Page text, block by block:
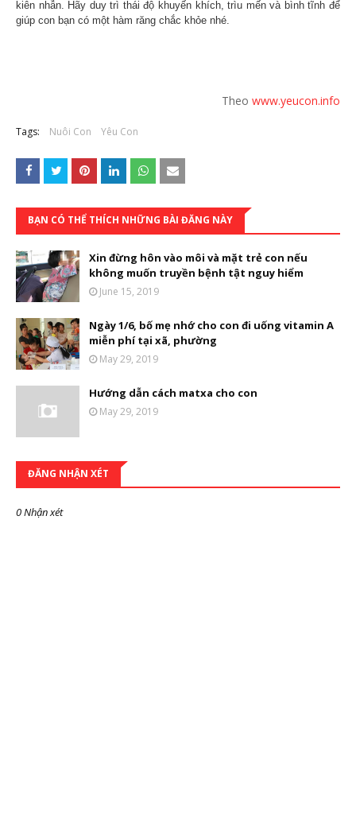
kiên nhẫn. Hãy duy trì thái độ khuyến khích, trìu mến và bình tĩnh để
giúp con bạn có một hàm răng chắc khỏe nhé.
Theo www.yeucon.info
Tags: Nuôi Con Yêu Con
BẠN CÓ THỂ THÍCH NHỮNG BÀI ĐĂNG NÀY
Xin đừng hôn vào môi và mặt trẻ con nếu
không muốn truyền bệnh tật nguy hiểm
June 15, 2019
Ngày 1/6, bố mẹ nhớ cho con đi uống vitamin A
miễn phí tại xã, phường
May 29, 2019
Hướng dẫn cách matxa cho con
May 29, 2019
ĐĂNG NHẬN XÉT
0 Nhận xét